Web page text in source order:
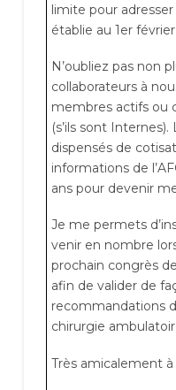
limite pour
établie au 1er février
N’oubliez pas non
collaborateurs à
membres actifs ou
(s’ils sont
dispensés de
informations de
ans pour devenir
Je me permets
venir en nombre
prochain congrès
afin de valider de
recommandations
chirurgie
Très amicalement à